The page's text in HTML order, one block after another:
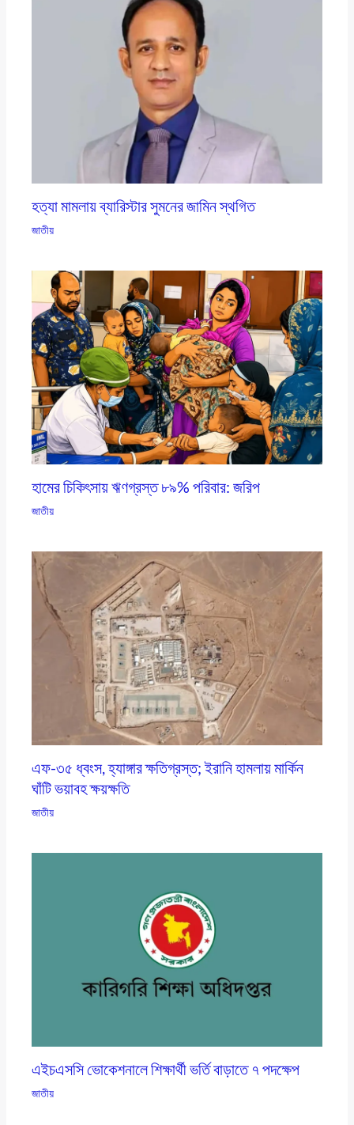
হত্যা মামলায় ব্যারিস্টার সুমনের জামিন স্থগিত
জাতীয়
হামের চিকিৎসায় ঋণগ্রস্ত ৮৯% পরিবার: জরিপ
জাতীয়
এফ-৩৫ ধ্বংস, হ্যাঙ্গার ক্ষতিগ্রস্ত; ইরানি হামলায় মার্কিন
ঘাঁটি ভয়াবহ ক্ষয়ক্ষতি
জাতীয়
এইচএসসি ভোকেশনালে শিক্ষার্থী ভর্তি বাড়াতে ৭ পদক্ষেপ
জাতীয়